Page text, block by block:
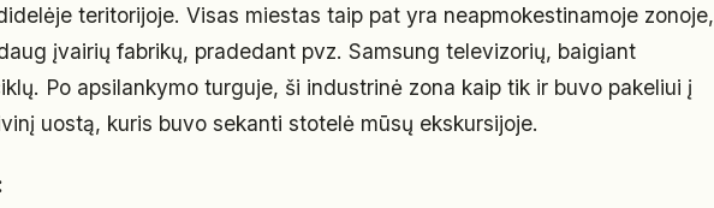
teritorijoje. Visas miestas taip pat yra neapmokestinamoje zonoje,
įvairių fabrikų, pradedant pvz. Samsung televizorių, baigiant
Po apsilankymo turguje, ši industrinė zona kaip tik ir buvo pakeliui į
uostą, kuris buvo sekanti stotelė mūsų ekskursijoje.